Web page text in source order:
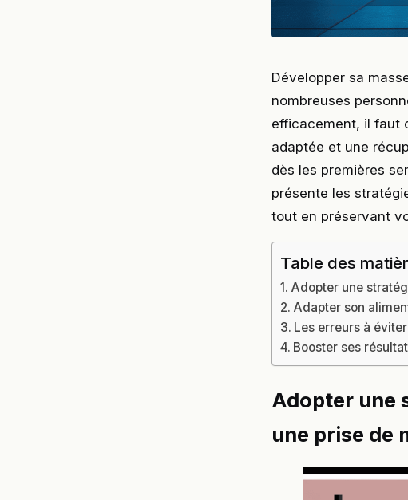
Développer sa
nombreuses
efficacement, il faut
adaptée et une
dès les premières
présente les
tout en préservant
Table des
Adopter une
Adapter son
Les erreurs à
Booster ses
Adopter une
une prise de